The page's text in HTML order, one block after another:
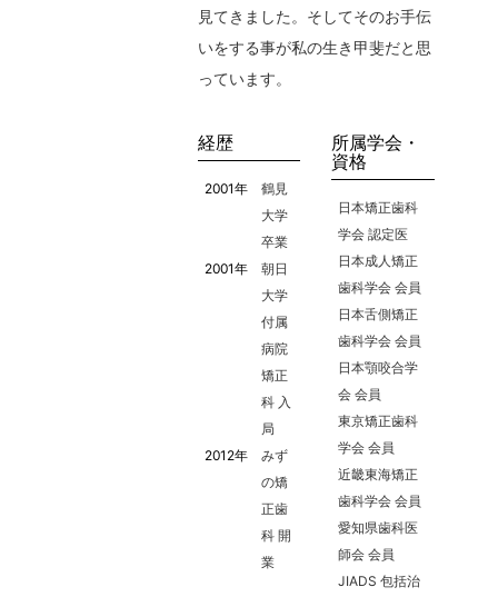
見てきました。そしてそのお手伝
いをする事が私の生き甲斐だと思
っています。
経歴
2001年
鶴見
大学
卒業
2001年
朝日
大学
付属
病院
矯正
科 入
局
2012年
みず
の矯
正歯
科 開
業
所属学会・
資格
日本矯正歯科
学会 認定医
日本成人矯正
歯科学会 会員
日本舌側矯正
歯科学会 会員
日本顎咬合学
会 会員
東京矯正歯科
学会 会員
近畿東海矯正
歯科学会 会員
愛知県歯科医
師会 会員
JIADS 包括治